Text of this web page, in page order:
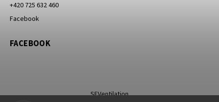
+420 725 632 460
Facebook
FACEBOOK
SEVentilation